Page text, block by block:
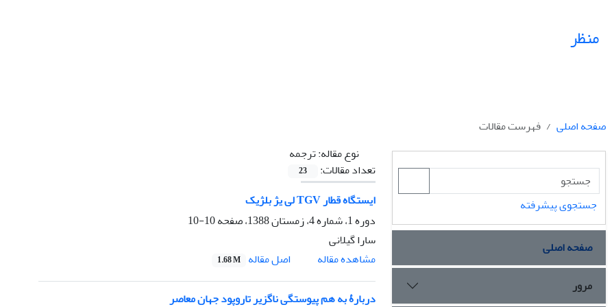
منظر
صفحه اصلی
فهرست مقالات
نوع مقاله:ترجمه
تعداد مقالات:
23
ایستگاه قطار TGV لی یژ بلژیک
دوره 1، شماره 4، زمستان 1388، صفحه
10-10
سارا گیلانی
مشاهده مقاله
اصل مقاله 1.68 M
دربارۀ به‌ هم پیوستگی ناگزیر تار‌و‌پود جهان معاصر
جستجوی پیشرفته
صفحه اصلی
مرور